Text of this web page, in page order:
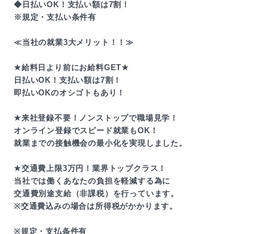
◆日払いOK！支払い額は7割！
※規定・支払い条件有
≪当社の就業3大メリット！！≫
★給料日より前にお給料GET★
日払いOK！支払い額は7割！
即払いOKのオシゴトもあり！
★来社登録不要！ノンストップで職場見学！
オンライン登録でスピード就業もOK！
就業までの接触機会の最小化を実現しました。
★交通費上限3万円！業界トップクラス！
当社では働くあなたの負担を軽減する為に
交通費別途支給（非課税）を行っています。
※交通費込みの場合は所得税がかかります。
※規定・支払条件有